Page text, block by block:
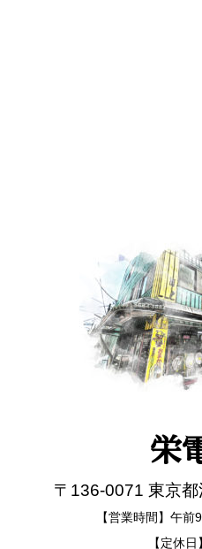
栄
〒136-0071 東京
【営業時間】午
【定休